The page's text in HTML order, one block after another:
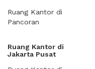
Ruang Kantor di
Pancoran
Ruang Kantor di
Jakarta Pusat